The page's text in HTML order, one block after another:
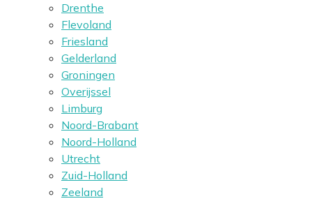
Drenthe
Flevoland
Friesland
Gelderland
Groningen
Overijssel
Limburg
Noord-Brabant
Noord-Holland
Utrecht
Zuid-Holland
Zeeland